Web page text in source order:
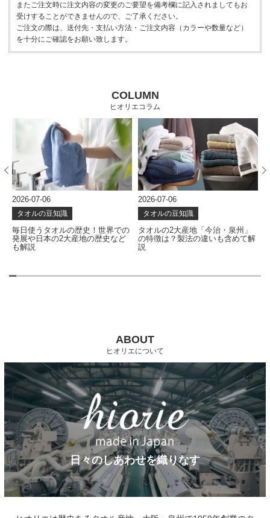
またご注文時に注文内容の変更のご要望を備考欄に記入されましてもお
受けすることができませんので、ご了承ください。
ご注文の際は、送付先・支払い方法・ご注文内容（カラーや数量など）
を十分にご確認をお願い致します。
COLUMN
ヒオリエコラム
2026-07-06
タオルの豆知識
タオルの2大産地「今治・泉州」
の特徴は？製法の違いも含めて解
説
2026-06-24
タオルの豆知識
タオルはどう作られる？使い心地
を左右する製造工程を解説
ABOUT
ヒオリエについて
日々のしあわせを織りなす